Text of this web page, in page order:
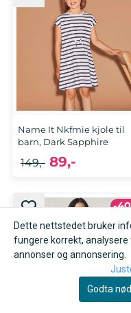
Name It Nkfmie kjole til
barn, Dark Sapphire
116, 122, 128
89,-
149,-
-
Dette nettstedet bruker
fungere korrekt,
annonser og annonsering.
Godta